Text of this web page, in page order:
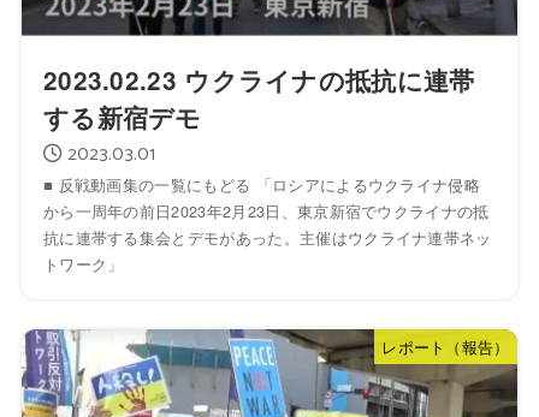
2023.02.23 ウクライナの抵抗に連帯
する新宿デモ
2023.03.01
■ 反戦動画集の一覧にもどる 「ロシアによるウクライナ侵略
から一周年の前日2023年2月23日、東京新宿でウクライナの抵
抗に連帯する集会とデモがあった。主催はウクライナ連帯ネッ
トワーク」
レポート（報告）